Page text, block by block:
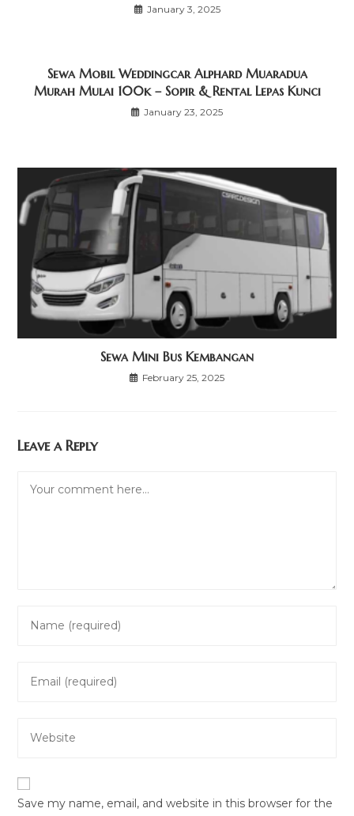
January 3, 2025
Sewa Mobil Weddingcar Alphard Muaradua
Murah Mulai 100k – Sopir & Rental Lepas Kunci
January 23, 2025
Sewa Mini Bus Kembangan
February 25, 2025
Leave a Reply
comment
address
URL
(optional)
Save my name, email, and website in this browser for the